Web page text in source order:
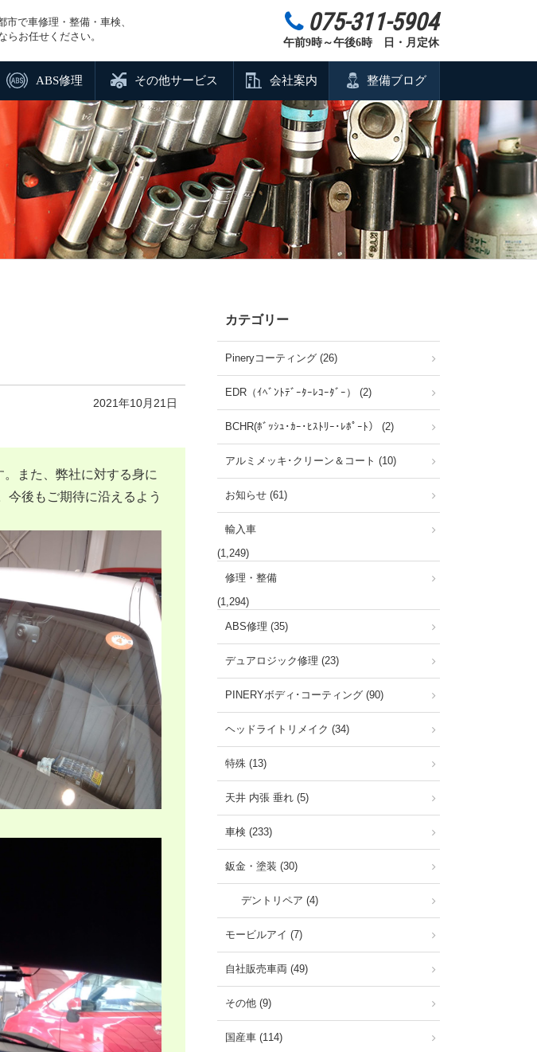
で車修理・整備・車検、
らお任せください。
075-311-5904
午前9時～午後6時 日・月定休
ABS修理 その他サービス 会社案内 整備ブログ
2021年10月21日
また、弊社に対する身に
今後もご期待に沿えるよう
カテゴリー
Pineryコーティング (26)
EDR（ｲﾍﾞﾝﾄﾃﾞｰﾀｰﾚｺｰﾀﾞｰ） (2)
BCHR(ﾎﾞｯｼｭ･ｶｰ･ﾋｽﾄﾘｰ･ﾚﾎﾟｰﾄ） (2)
アルミメッキ･クリーン＆コート (10)
お知らせ (61)
輸入車
(1,249)
修理・整備
(1,294)
ABS修理 (35)
デュアロジック修理 (23)
PINERYボディ･コーティング (90)
ヘッドライトリメイク (34)
特殊 (13)
天井 内張 垂れ (5)
車検 (233)
鈑金・塗装 (30)
デントリペア (4)
モービルアイ (7)
自社販売車両 (49)
その他 (9)
国産車 (114)